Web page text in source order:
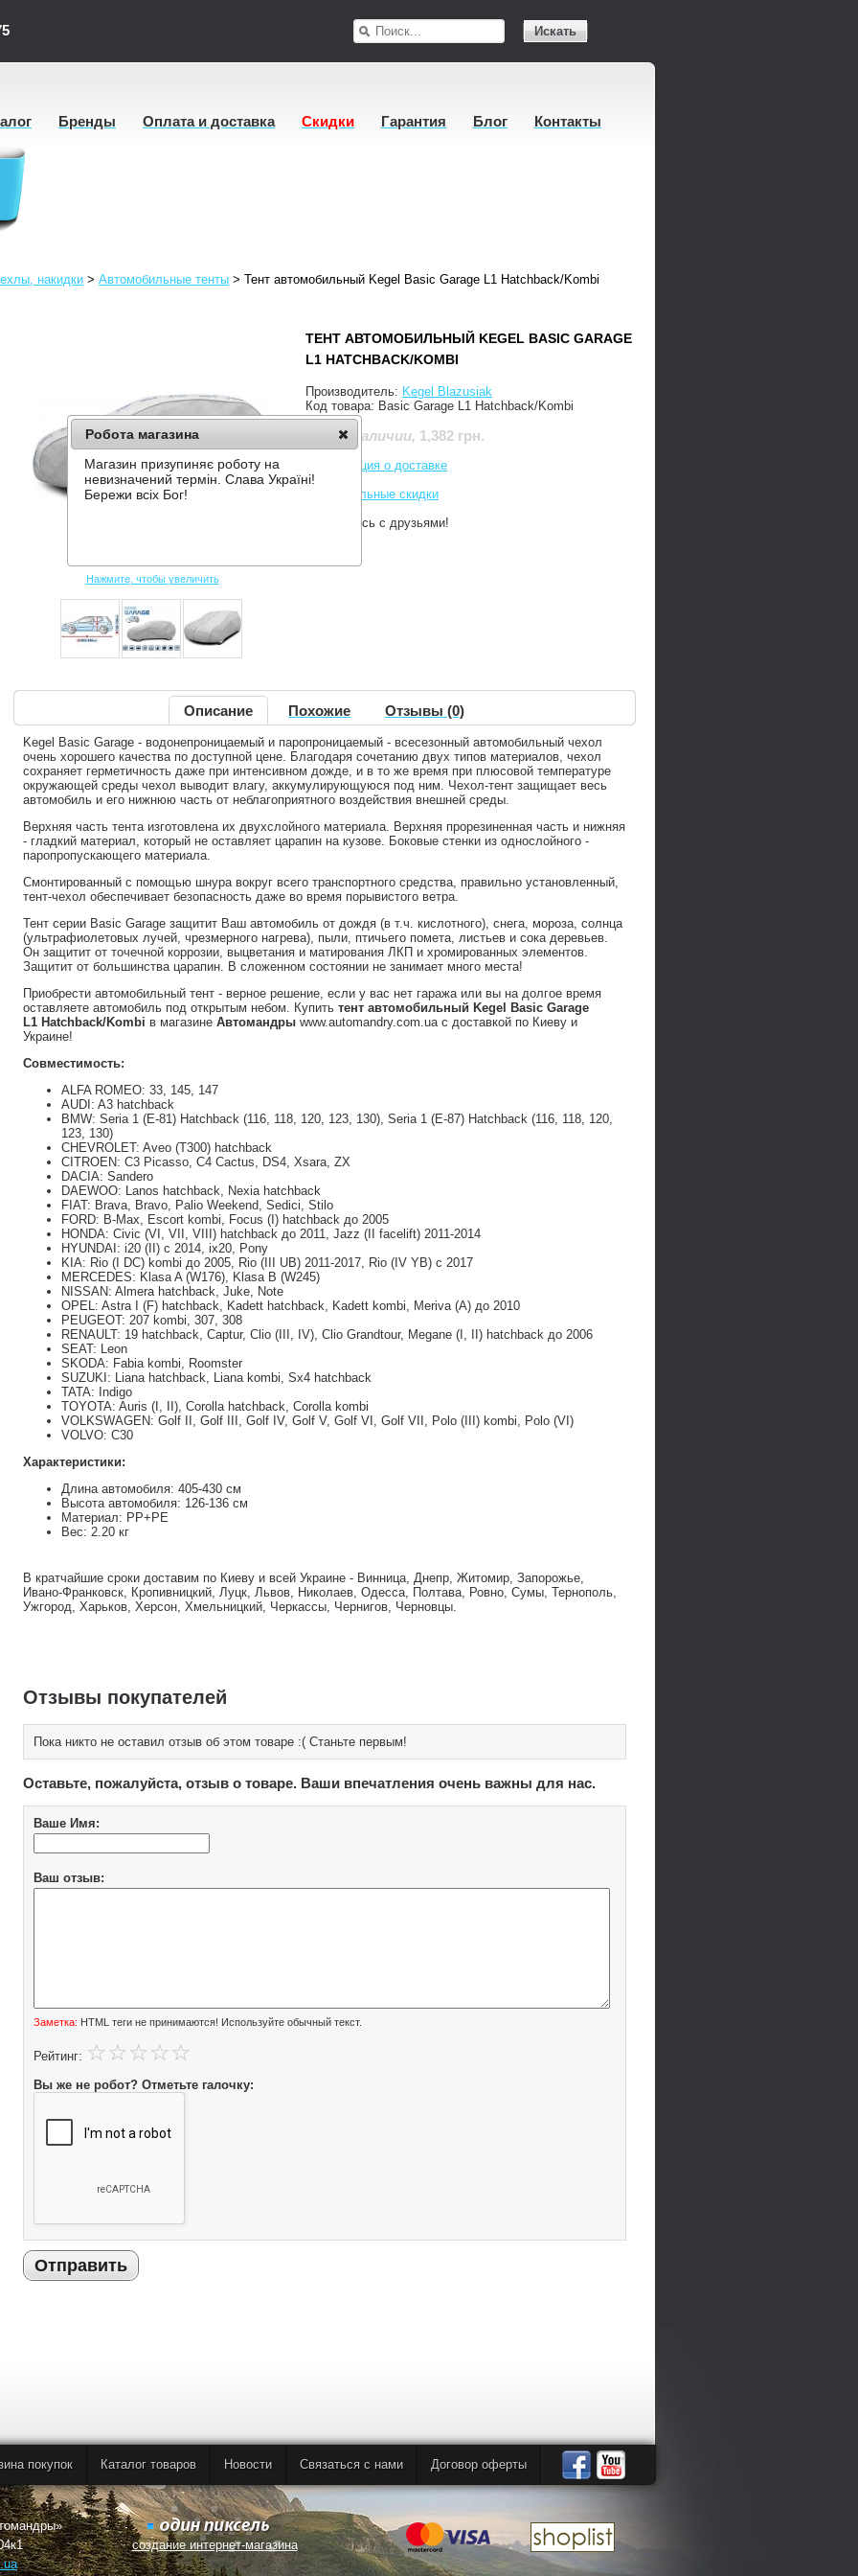
Искать
Бренды Оплата и доставка Скидки Гарантия Блог Контакты
накидки > Автомобильные тенты > Тент автомобильный Kegel Basic Garage L1 Hatchback/Kombi
Нажмите, чтобы увеличить
ТЕНТ АВТОМОБИЛЬНЫЙ KEGEL BASIC GARAGE
L1 HATCHBACK/KOMBI
Производитель: Kegel Blazusiak
Код товара: Basic Garage L1 Hatchback/Kombi
Нет в наличии, 1,382 грн.
Информация о доставке
Накопительные скидки
Поделитесь с друзьями!
Описание Похожие Отзывы (0)
Kegel Basic Garage - водонепроницаемый и паропроницаемый - всесезонный автомобильный чехол
очень хорошего качества по доступной цене. Благодаря сочетанию двух типов материалов, чехол
сохраняет герметичность даже при интенсивном дожде, и в то же время при плюсовой температуре
окружающей среды чехол выводит влагу, аккумулирующуюся под ним. Чехол-тент защищает весь
автомобиль и его нижнюю часть от неблагоприятного воздействия внешней среды.
Верхняя часть тента изготовлена их двухслойного материала. Верхняя прорезиненная часть и нижняя
- гладкий материал, который не оставляет царапин на кузове. Боковые стенки из однослойного -
паропропускающего материала.
Смонтированный с помощью шнура вокруг всего транспортного средства, правильно установленный,
тент-чехол обеспечивает безопасность даже во время порывистого ветра.
Тент серии Basic Garage защитит Ваш автомобиль от дождя (в т.ч. кислотного), снега, мороза, солнца
(ультрафиолетовых лучей, чрезмерного нагрева), пыли, птичьего помета, листьев и сока деревьев.
Он защитит от точечной коррозии, выцветания и матирования ЛКП и хромированных элементов.
Защитит от большинства царапин. В сложенном состоянии не занимает много места!
Приобрести автомобильный тент - верное решение, если у вас нет гаража или вы на долгое время
оставляете автомобиль под открытым небом. Купить тент автомобильный Kegel Basic Garage
L1 Hatchback/Kombi в магазине Автомандры www.automandry.com.ua с доставкой по Киеву и
Украине!
Совместимость:
ALFA ROMEO: 33, 145, 147
AUDI: A3 hatchback
BMW: Seria 1 (E-81) Hatchback (116, 118, 120, 123, 130), Seria 1 (E-87) Hatchback (116, 118, 120,
123, 130)
CHEVROLET: Aveo (T300) hatchback
CITROEN: C3 Picasso, C4 Cactus, DS4, Xsara, ZX
DACIA: Sandero
DAEWOO: Lanos hatchback, Nexia hatchback
FIAT: Brava, Bravo, Palio Weekend, Sedici, Stilo
FORD: B-Max, Escort kombi, Focus (I) hatchback до 2005
HONDA: Civic (VI, VII, VIII) hatchback до 2011, Jazz (II facelift) 2011-2014
HYUNDAI: i20 (II) с 2014, ix20, Pony
KIA: Rio (I DC) kombi до 2005, Rio (III UB) 2011-2017, Rio (IV YB) с 2017
MERCEDES: Klasa A (W176), Klasa B (W245)
NISSAN: Almera hatchback, Juke, Note
OPEL: Astra I (F) hatchback, Kadett hatchback, Kadett kombi, Meriva (A) до 2010
PEUGEOT: 207 kombi, 307, 308
RENAULT: 19 hatchback, Captur, Clio (III, IV), Clio Grandtour, Megane (I, II) hatchback до 2006
SEAT: Leon
SKODA: Fabia kombi, Roomster
SUZUKI: Liana hatchback, Liana kombi, Sx4 hatchback
TATA: Indigo
TOYOTA: Auris (I, II), Corolla hatchback, Corolla kombi
VOLKSWAGEN: Golf II, Golf III, Golf IV, Golf V, Golf VI, Golf VII, Polo (III) kombi, Polo (VI)
VOLVO: C30
Характеристики:
Длина автомобиля: 405-430 см
Высота автомобиля: 126-136 см
Материал: РР+РЕ
Вес: 2.20 кг
В кратчайшие сроки доставим по Киеву и всей Украине - Винница, Днепр, Житомир, Запорожье,
Ивано-Франковск, Кропивницкий, Луцк, Львов, Николаев, Одесса, Полтава, Ровно, Сумы, Тернополь,
Ужгород, Харьков, Херсон, Хмельницкий, Черкассы, Чернигов, Черновцы.
Отзывы покупателей
Пока никто не оставил отзыв об этом товаре :( Станьте первым!
Оставьте, пожалуйста, отзыв о товаре. Ваши впечатления очень важны для нас.
Ваше Имя:
Ваш отзыв:
Заметка: HTML теги не принимаются! Используйте обычный текст.
Рейтинг:
Вы же не робот? Отметьте галочку:
Отправить
покупок Каталог товаров Новости Связаться с нами
Договор оферты
Автомандры
Автомандры
Робота магазина
Магазин призупиняє роботу на
невизначений термін. Слава Україні!
Бережи всіх Бог!
создание интернет-магазина